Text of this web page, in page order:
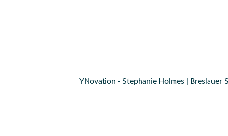
YNovation - Stephanie Holmes | Breslauer